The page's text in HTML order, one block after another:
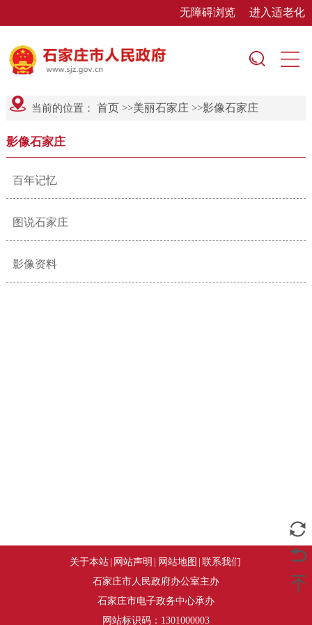
无障碍浏览 进入适老化
当前的位置： 首页 >>美丽石家庄 >>影像石家庄
影像石家庄
百年记忆
图说石家庄
影像资料
关于本站 | 网站声明 | 网站地图 |联系我们
石家庄市人民政府办公室主办
石家庄市电子政务中心承办
网站标识码：1301000003